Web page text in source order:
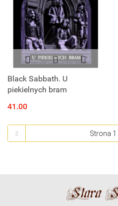
Black Sabbath. U
piekielnych bram
41.00